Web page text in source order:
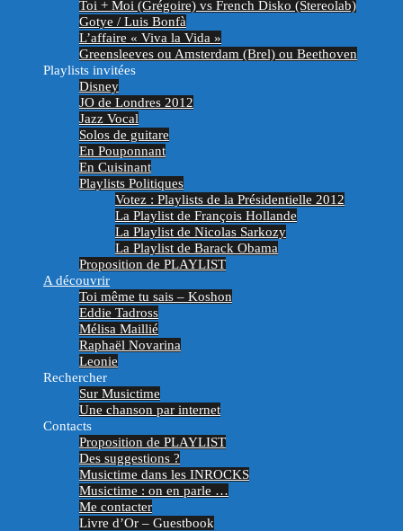
Toi + Moi (Grégoire) vs French Disko (Stereolab)
Gotye / Luis Bonfà
L’affaire « Viva la Vida »
Greensleeves ou Amsterdam (Brel) ou Beethoven
Playlists invitées
Disney
JO de Londres 2012
Jazz Vocal
Solos de guitare
En Pouponnant
En Cuisinant
Playlists Politiques
Votez : Playlists de la Présidentielle 2012
La Playlist de François Hollande
La Playlist de Nicolas Sarkozy
La Playlist de Barack Obama
Proposition de PLAYLIST
A découvrir
Toi même tu sais – Koshon
Eddie Tadross
Mélisa Maillié
Raphaël Novarina
Leonie
Rechercher
Sur Musictime
Une chanson par internet
Contacts
Proposition de PLAYLIST
Des suggestions ?
Musictime dans les INROCKS
Musictime : on en parle …
Me contacter
Livre d’Or – Guestbook